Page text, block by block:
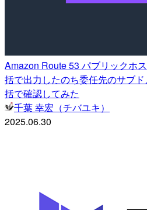
Amazon Route 53 パブリックホ
括で出力したのち委任先のサブ
括で確認してみた
千葉 幸宏（チバユキ）
2025.06.30